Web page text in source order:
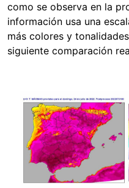
como se observa en la
información usa una
más colores y
siguiente comparación
Image